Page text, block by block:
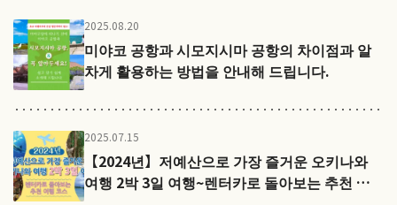
2025.08.20
미야코 공항과 시모지시마 공항의 차이점과 알
차게 활용하는 방법을 안내해 드립니다.
2025.07.15
【2024년】저예산으로 가장 즐거운 오키나와
여행 2박 3일 여행~렌터카로 돌아보는 추천 여